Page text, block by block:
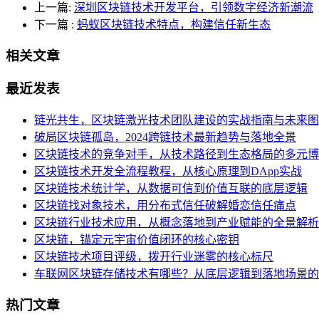
上一篇: 深圳区块链技术开发平台，引领数字经济新潮流
下一篇 : 蚂蚁区块链技术特点，构建信任新生态
相关文章
最近发表
链光共生，区块链激光技术团队建设的实战指南与未来
破局区块链孤岛，2024跨链技术最新趋势与落地全景
区块链技术的竞争对手，从技术路径到生态格局的多元
区块链技术开发全流程教程，从核心原理到DApp实战
区块链技术统计学，从数据可信到价值互联的底层逻辑
区块链找对象技术，用分布式信任破解婚恋信任痛点
区块链行业技术应用，从概念落地到产业赋能的全景解析
区块链，锚定元宇宙价值闭环的核心密钥
区块链技术项目评级，拨开行业迷雾的核心标尺
车联网区块链存储技术有哪些？从底层逻辑到落地场景
热门文章